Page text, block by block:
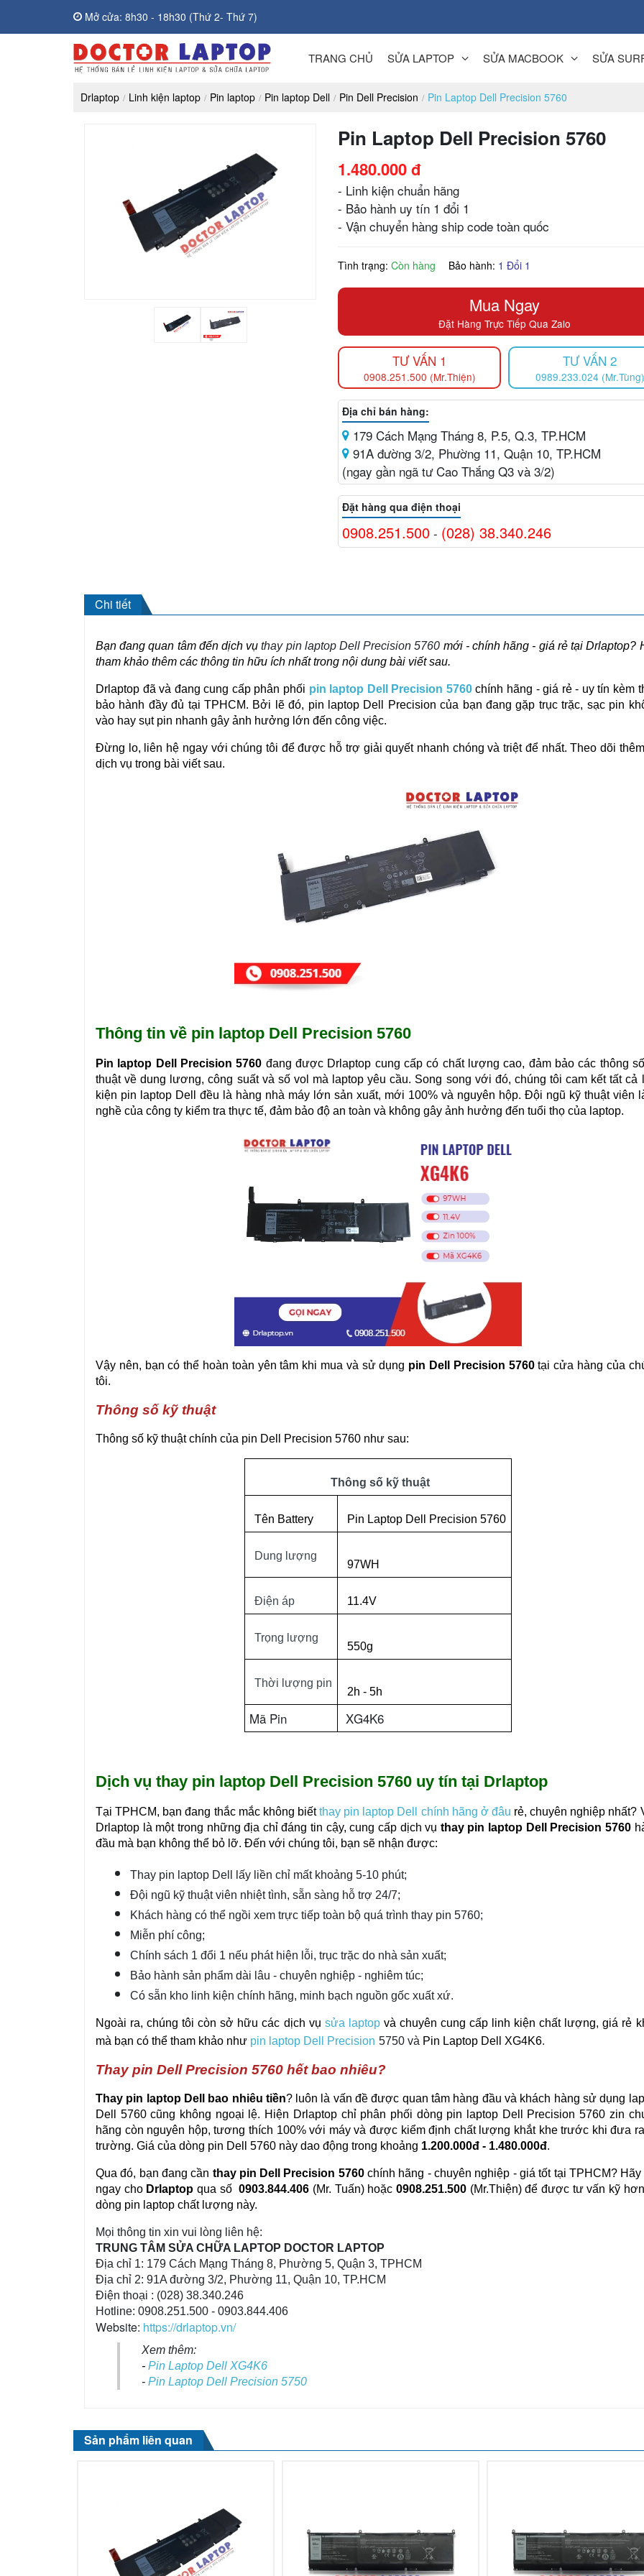
Mở cửa: 8h30 - 18h30 (Thứ 2- Thứ 7)
TRANG CHỦ SỬA LAPTOP SỬA MACBOOK SỬA
Drlaptop Linh kiện laptop Pin laptop Pin laptop Dell Pin Dell Precision Pin Laptop Dell Precision 5760
Pin Laptop Dell Precision 5760
1.480.000 đ
- Linh kiện chuẩn hãng
- Bảo hành uy tín 1 đổi 1
- Vận chuyển hàng ship code toàn quốc
Tình trạng:Còn hàng Bảo hành: 1 Đổi 1
Mua Ngay
Đặt Hàng Trực Tiếp Qua Zalo
TƯ VẤN 1
0908.251.500 (Mr.Thiện)
TƯ VẤN 2
0989.233.024 (Mr.Tùng)
Địa chỉ bán hàng:
179 Cách Mạng Tháng 8, P.5, Q.3, TP.HCM
91A đường 3/2, Phường 11, Quận 10, TP.HCM
(ngay gần ngã tư Cao Thắng Q3 và 3/2)
Đặt hàng qua điện thoại
0908.251.500 - (028) 38.340.246
Chi tiết
Bạn đang quan tâm đến dịch vụthay pin laptop Dell Precision 5760 mới - chính hãng - giá rẻ tạiDrlaptop?
tham khảo thêm các thông tin hữu ích nhất trong nội dung bài viết sau.
Drlaptop đã và đang cung cấp phân phối pin laptop Dell Precision 5760 chính hãng - giá rẻ - uy tín kèm
bảo hành đầy đủ tại TPHCM. Bởi lẽ đó, pin laptop Dell Precision của bạn đang gặp trục trặc, sạc pin
vào hay sụt pin nhanh gây ảnh hưởng lớn đến công việc.
Đừng lo, liên hệ ngay với chúng tôi để được hỗ trợ giải quyết nhanh chóng và triệt để nhất. Theo dõi
dịch vụ trong bài viết sau.
Thông tin về pin laptop Dell Precision 5760
Pin laptop Dell Precision 5760 đang được Drlaptop cung cấp có chất lượng cao, đảm bảo các thông
thuật về dung lương, công suất và số vol mà laptop yêu cầu. Song song với đó, chúng tôi cam kết tất cả
kiện pin laptop Dell đều là hàng nhà máy lớn sản xuất, mới 100% và nguyên hộp. Đội ngũ kỹ thuật viên
nghề của công ty kiểm tra thực tế, đảm bảo độ an toàn và không gây ảnh hưởng đến tuổi thọ của laptop.
Vậy nên, bạn có thể hoàn toàn yên tâm khi mua và sử dụng pin Dell Precision 5760tại cửa hàng của
tôi.
Thông số kỹ thuật
Thông số kỹ thuật chính của pin Dell Precision 5760 như sau:
Thông số kỹ thuật
Tên Battery Pin Laptop Dell Precision 5760
Dung lượng
97WH
Điện áp 11.4V
Trọng lượng
550g
Thời lượng pin
2h - 5h
Mã Pin XG4K6
Dịch vụ thay pin laptop Dell Precision 5760 uy tín tại Drlaptop
Tại TPHCM, bạn đang thắc mắc không biếtthay pin laptop Dell chính hãng ở đâu rẻ, chuyên nghiệp nhất?
Drlaptop là một trong những địa chỉ đáng tin cậy, cung cấp dịch vụ thay pin laptop Dell Precision 5760
đầu mà bạn không thể bỏ lỡ. Đến với chúng tôi, bạn sẽ nhận được:
Thay pin laptop Dell lấy liền chỉ mất khoảng 5-10 phút;
Đội ngũ kỹ thuật viên nhiệt tình, sẵn sàng hỗ trợ 24/7;
Khách hàng có thể ngồi xem trực tiếp toàn bộ quá trình thay pin 5760;
Miễn phí công;
Chính sách 1 đổi 1 nếu phát hiện lỗi, trục trặc do nhà sản xuất;
Bảo hành sản phẩm dài lâu - chuyên nghiệp - nghiêm túc;
Có sẵn kho linh kiện chính hãng, minh bạch nguồn gốc xuất xứ.
Ngoài ra, chúng tôi còn sở hữu các dịch vụ sửa laptopvà chuyên cung cấp linh kiện chất lượng, giá rẻ
mà bạn có thể tham khảo như pin laptop Dell Precision 5750 và Pin Laptop Dell XG4K6.
Thay pin Dell Precision 5760 hết bao nhiêu?
Thay pin laptop Dell bao nhiêu tiền? luôn là vấn đề được quan tâm hàng đầu và khách hàng sử dụng
Dell 5760 cũng không ngoại lệ. Hiện Drlaptop chỉ phân phối dòng pin laptop Dell Precision 5760 zin
hãng còn nguyên hộp, tương thích 100% với máy và được kiểm định chất lượng khắt khe trước khi đưa
trường. Giá của dòng pin Dell 5760 này dao động trong khoảng 1.200.000đ - 1.480.000đ.
Qua đó, bạn đang cần thay pin Dell Precision 5760chính hãng - chuyên nghiệp - giá tốt tại TPHCM? Hãy
ngay cho Drlaptopqua số0903.844.406 (Mr. Tuấn) hoặc 0908.251.500 (Mr.Thiện) để được tư vấn kỹ
dòng pin laptop chất lượng này.
Mọi thông tin xin vui lòng liên hệ:
TRUNG TÂM SỬA CHỮA LAPTOP DOCTOR LAPTOP
Địa chỉ 1: 179 Cách Mạng Tháng 8, Phường 5, Quận 3, TPHCM
Địa chỉ 2: 91A đường 3/2, Phường 11, Quận 10, TP.HCM
Điện thoại : (028) 38.340.246
Hotline: 0908.251.500 - 0903.844.406
Website: https://drlaptop.vn/
Xem thêm:
- Pin Laptop Dell XG4K6
- Pin Laptop Dell Precision 5750
Sản phẩm liên quan